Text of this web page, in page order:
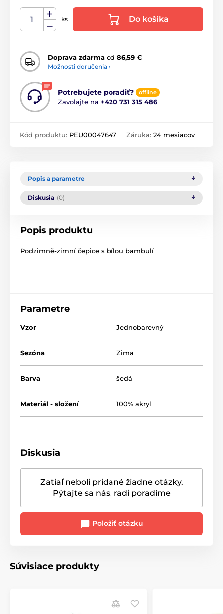
ks Do košíka
Doprava zdarma od 86,59 €
Možnosti doručenia ›
Potrebujete poradiť? offline
Zavolajte na +420 731 315 486
Kód produktu: PEU00047647 Záruka: 24 mesiacov
Popis a parametre
Diskusia (0)
Popis produktu
Podzimně-zimní čepice s bílou bambulí
Parametre
Vzor Jednobarevný
Sezóna Zima
Barva šedá
Materiál - složení 100% akryl
Diskusia
Zatiaľ neboli pridané žiadne otázky.
Pýtajte sa nás, radi poradíme
Položiť otázku
Súvisiace produkty